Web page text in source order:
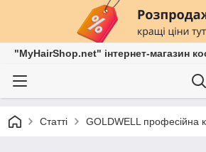
"MyHairShop.net" інтернет-магазин
Статті GOLDWELL професійна